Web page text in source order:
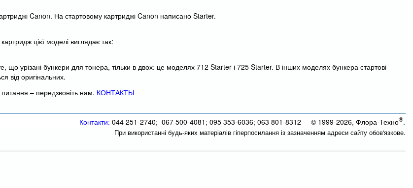
Canon. На стартовому картриджі Canon написано Starter.
цієї моделі виглядає так:
що урізані бункери для тонера, тільки в двох: це моделях 712 Starter і 725 Starter. В інших моделях бункера стартові
від оригінальних.
– передзвоніть нам. КОНТАКТЫ
Контакти: 044 251-2740; 067 500-4081; 095 353-6036; 063 801-8312 © 1999-2026, Флора-Техно®.
При використанні будь-яких матеріалів гіперпосилання із зазначенням адреси сайту обов'язкове.